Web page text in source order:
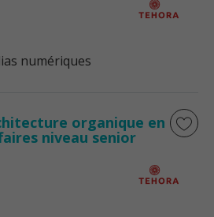
numériques
organique en
niveau senior